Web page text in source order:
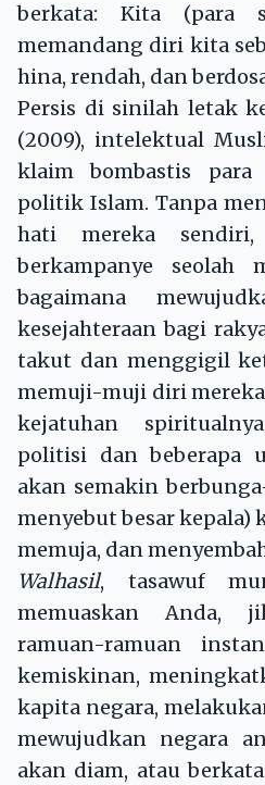
berkata: Kita (para
memandang diri kita
hina, rendah, dan
Persis di sinilah letak
(2009), intelektual
klaim bombastis
politik Islam. Tanpa
hati mereka
berkampanye seolah
bagaimana
kesejahteraan bagi
takut dan menggigil
memuji-muji diri
kejatuhan
politisi dan beberapa
akan semakin
menyebut besar kepala)
memuja, dan
Walhasil, tasawuf
memuaskan Anda,
ramuan-ramuan
kemiskinan,
kapita negara,
mewujudkan negara
akan diam, atau